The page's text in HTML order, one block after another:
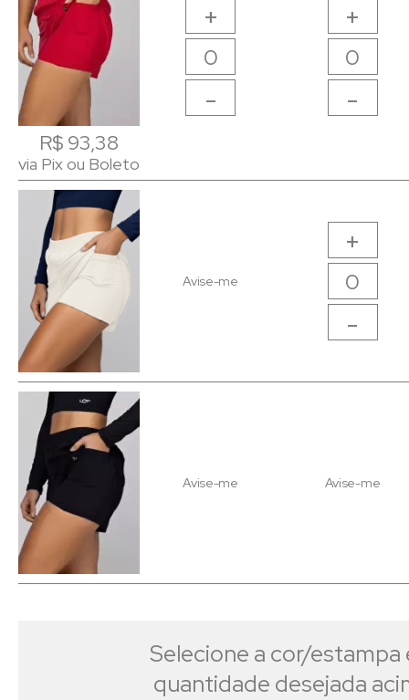
R$ 93,38
via Pix ou Boleto
+
-
+
-
Avise-me
+
-
Avise-me Avise-me
R$ 93,38
via Pix ou Boleto
Selecione a cor/estampa
quantidade desejada